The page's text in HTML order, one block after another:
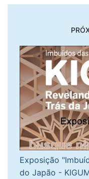
Exposição
do Japão -